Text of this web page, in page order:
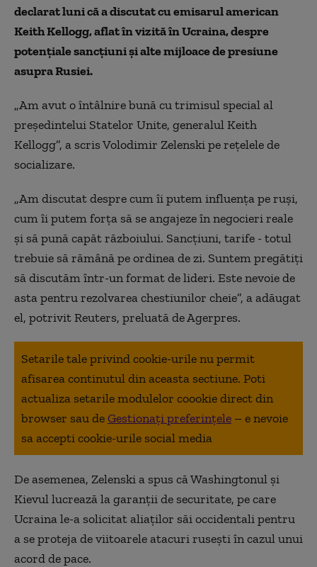
declarat luni că a discutat cu emisarul american
Keith Kellogg, aflat în vizită în Ucraina, despre
potenţiale sancţiuni şi alte mijloace de presiune
asupra Rusiei.
„Am avut o întâlnire bună cu trimisul special al
preşedintelui Statelor Unite, generalul Keith
Kellogg”, a scris Volodimir Zelenski pe reţelele de
socializare.
„Am discutat despre cum îi putem influenţa pe ruşi,
cum îi putem forţa să se angajeze în negocieri reale
şi să pună capăt războiului. Sancţiuni, tarife - totul
trebuie să rămână pe ordinea de zi. Suntem pregătiţi
să discutăm într-un format de lideri. Este nevoie de
asta pentru rezolvarea chestiunilor cheie”, a adăugat
el, potrivit Reuters, preluată de Agerpres.
Setarile tale privind cookie-urile nu permit
afisarea continutul din aceasta sectiune. Poti
actualiza setarile modulelor coookie direct din
browser sau deGestionați preferințele – e nevoie
sa accepti cookie-urile social media
De asemenea, Zelenski a spus că Washingtonul şi
Kievul lucrează la garanţii de securitate, pe care
Ucraina le-a solicitat aliaţilor săi occidentali pentru
a se proteja de viitoarele atacuri ruseşti în cazul unui
acord de pace.